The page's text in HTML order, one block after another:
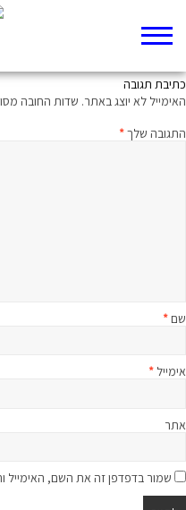
כתיבת תגובה
האימייל לא יוצג באתר. שדות החובה
התגובה שלך*
שם*
אימייל *
אתר
שמור בדפדפן זה את השם, האימייל